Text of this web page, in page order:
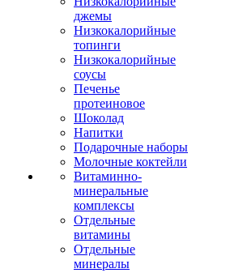
джемы
Низкокалорийные
топинги
Низкокалорийные
соусы
Печенье
протеиновое
Шоколад
Напитки
Подарочные наборы
Молочные коктейли
Витаминно-
минеральные
комплексы
Отдельные
витамины
Отдельные
минералы